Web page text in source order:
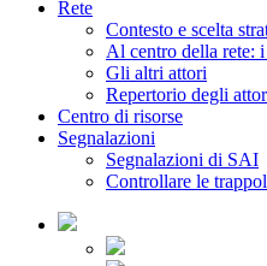
Rete
Contesto e scelta
Al centro della rete:
Gli altri attori
Repertorio degli
Centro di risorse
Segnalazioni
Segnalazioni di SAI
Controllare le